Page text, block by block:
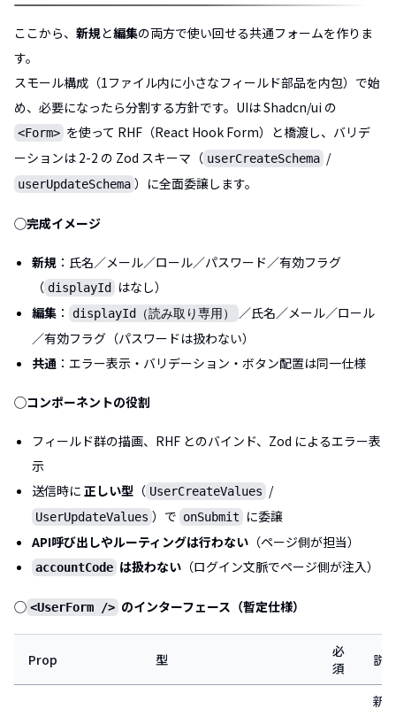
ここから、 新規と編集の両方で使い回せる共通フォームを作りま
す。
スモール構成（1ファイル内に小さなフィールド部品を内包）で始
め、必要になったら分割する方針です。UIは Shadcn/ui の
<Form> を使って RHF（React Hook Form）と橋渡し、バリデ
ーションは 2-2 の Zod スキーマ（ userCreateSchema /
userUpdateSchema ）に全面委譲します。
◯完成イメージ
新規 ：氏名／メール／ロール／パスワード／有効フラグ
（ displayId
はなし）
編集 ： displayId（読み取り専用）
／氏名／メール／ロール
／有効フラグ（パスワードは扱わない）
共通 ：エラー表示・バリデーション・ボタン配置は同一仕様
◯コンポーネントの役割
フィールド群の描画、RHF とのバインド、Zod によるエラー表
示
送信時に 正しい型 （ UserCreateValues /
UserUpdateValues ）で onSubmit
に委譲
API呼び出しやルーティングは行わない （ページ側が担当）
accountCode は扱わない （ログイン文脈でページ側が注入）
◯ <UserForm /> のインターフェース（暫定仕様）
Prop 型
必
須
説
新